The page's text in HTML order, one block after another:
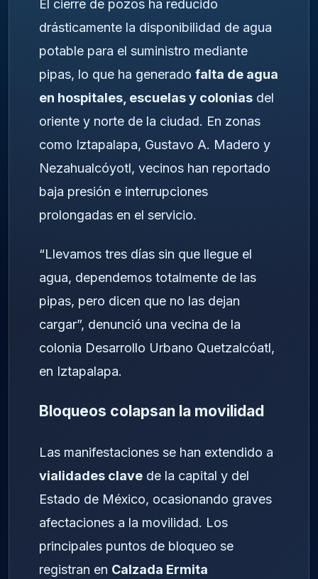
El cierre de pozos ha reducido
drásticamente la disponibilidad de agua
potable para el suministro mediante
pipas, lo que ha generado falta de agua
en hospitales, escuelas y colonias del
oriente y norte de la ciudad. En zonas
como Iztapalapa, Gustavo A. Madero y
Nezahualcóyotl, vecinos han reportado
baja presión e interrupciones
prolongadas en el servicio.
“Llevamos tres días sin que llegue el
agua, dependemos totalmente de las
pipas, pero dicen que no las dejan
cargar”, denunció una vecina de la
colonia Desarrollo Urbano Quetzalcóatl,
en Iztapalapa.
Bloqueos colapsan la movilidad
Las manifestaciones se han extendido a
vialidades clave de la capital y del
Estado de México, ocasionando graves
afectaciones a la movilidad. Los
principales puntos de bloqueo se
registran en Calzada Ermita